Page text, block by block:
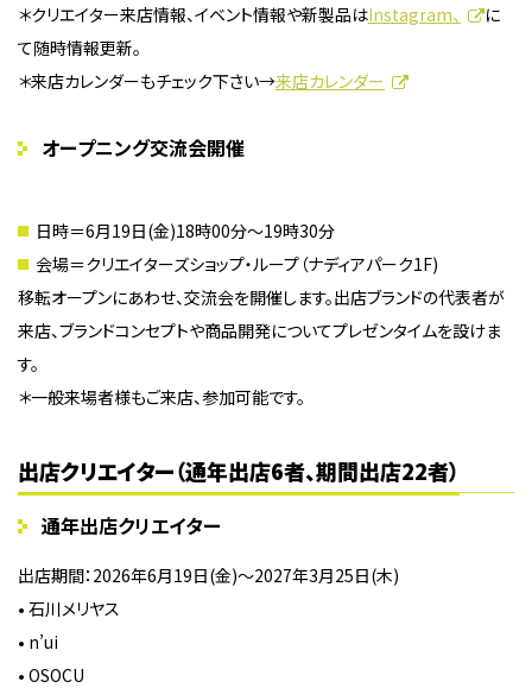
＊クリエイター来店情報、イベント情報や新製品はInstagram、
に
て随時情報更新。
＊来店カレンダーもチェック下さい→来店カレンダー
オープニング交流会開催
日時＝6月19日(金)18時00分〜19時30分
会場＝クリエイターズショップ・ループ（ナディアパーク1F)
移転オープンにあわせ、交流会を開催します。出店ブランドの代表者が
来店、ブランドコンセプトや商品開発についてプレゼンタイムを設けま
す。
＊一般来場者様もご来店、参加可能です。
出店クリエイター（通年出店6者、期間出店22者）
通年出店クリエイター
出店期間：2026年6月19日(金)〜2027年3月25日(木)
• 石川メリヤス
• n’ui
• OSOCU